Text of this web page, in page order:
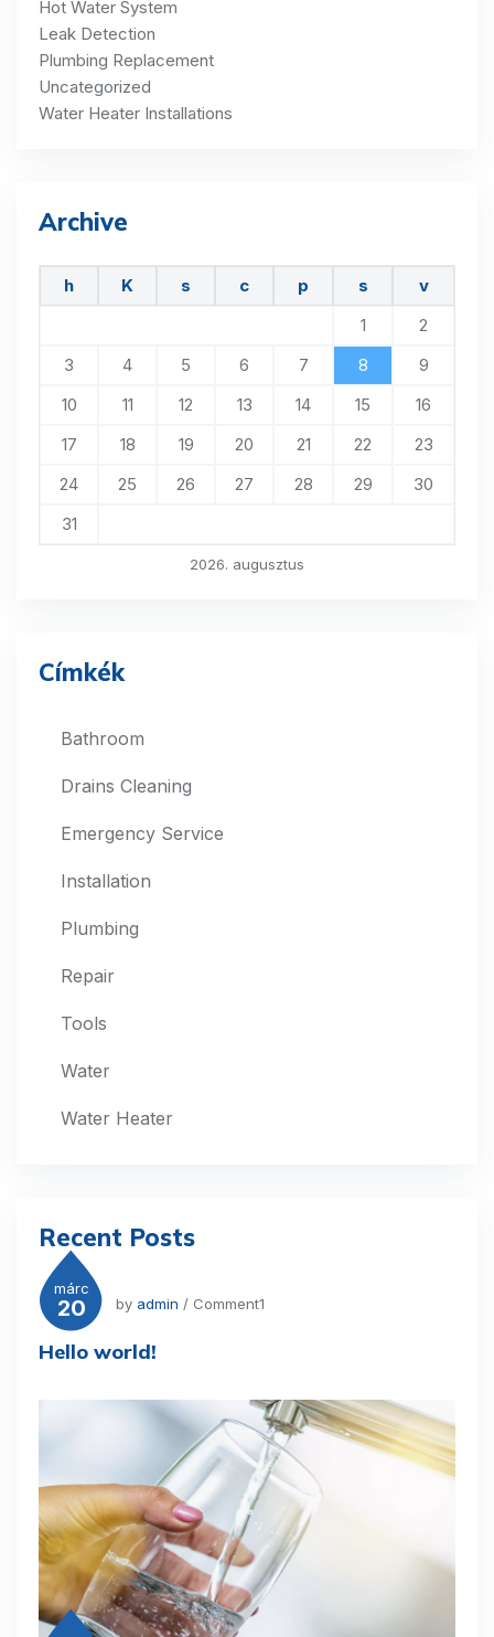
Hot Water System
Leak Detection
Plumbing Replacement
Uncategorized
Water Heater Installations
Archive
2026. augusztus
h K s c p s
v
1
2
3
4 5 6 7 8
9
10
11 12 13 14 15
16
17
18 19 20 21 22
23
24
25 26 27 28 29
30
31
Címkék
Bathroom
Drains Cleaning
Emergency Service
Installation
Plumbing
Repair
Tools
Water
Water Heater
Recent Posts
márc
20 by admin / Comment1
Hello world!